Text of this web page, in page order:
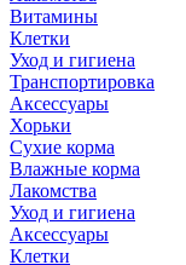
Витамины
Клетки
Уход и гигиена
Транспортировка
Аксессуары
Хорьки
Сухие корма
Влажные корма
Лакомства
Уход и гигиена
Аксессуары
Клетки